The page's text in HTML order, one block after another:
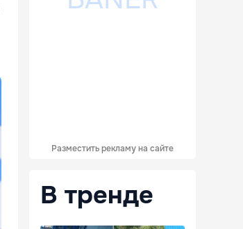
Разместить рекламу на сайте
В тренде